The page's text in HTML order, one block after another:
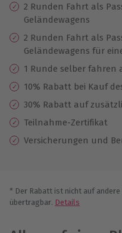
2 Runden Fahrt als
Geländewagens
2 Runden Fahrt als
Geländewagens für
1 Runde selber fahren
10% Rabatt bei Kauf
30% Rabatt auf
Teilnahme-Zertifikat
Versicherungen und
* Der Rabatt ist nicht auf
übertragbar. Details